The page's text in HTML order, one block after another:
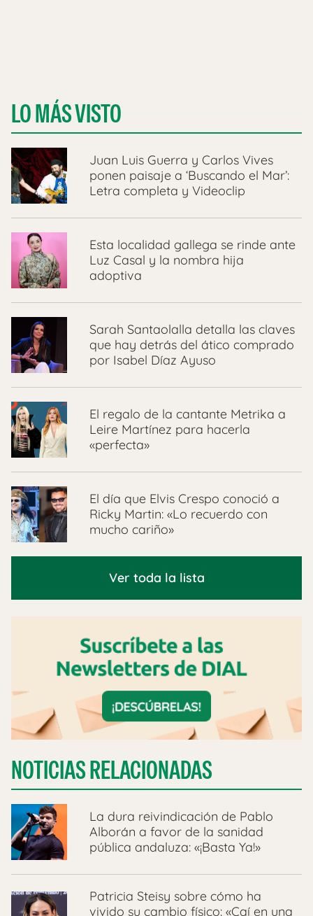
LO MÁS VISTO
Juan Luis Guerra y Carlos Vives
ponen paisaje a ‘Buscando el Mar’:
Letra completa y Videoclip
Esta localidad gallega se rinde ante
Luz Casal y la nombra hija
adoptiva
Sarah Santaolalla detalla las claves
que hay detrás del ático comprado
por Isabel Díaz Ayuso
El regalo de la cantante Metrika a
Leire Martínez para hacerla
«perfecta»
El día que Elvis Crespo conoció a
Ricky Martin: «Lo recuerdo con
mucho cariño»
Ver toda la lista
NOTICIAS RELACIONADAS
La dura reivindicación de Pablo
Alborán a favor de la sanidad
pública andaluza: «¡Basta Ya!»
Patricia Steisy sobre cómo ha
vivido su cambio físico: «Caí en una